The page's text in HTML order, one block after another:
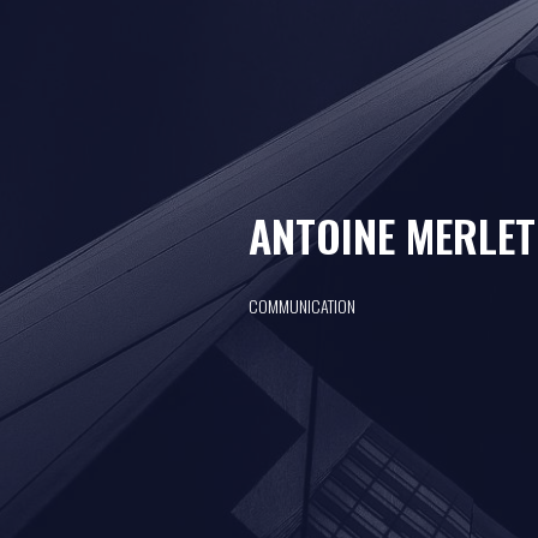
ANTOINE MERLET
COMMUNICATION